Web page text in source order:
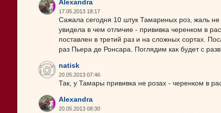
Alexandra
17.05.2013 18:17
Сажала сегодня 10 штук Тамариных роз, жаль
увидела в чем отличие - прививка черенком в
поставлен в третий раз и на сложных сортах.
раз Пьера де Ронсара. Поглядим как будет с
natisk
20.05.2013 07:46
Так, у Тамары прививка не розах - черенком в
Alexandra
20.05.2013 08:30